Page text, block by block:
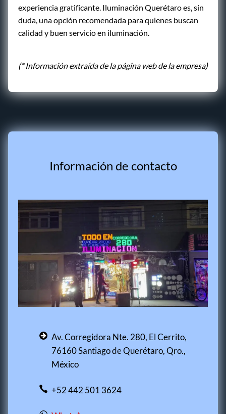
experiencia gratificante. Iluminación Querétaro es, sin
duda, una opción recomendada para quienes buscan
calidad y buen servicio en iluminación.
(* Información extraída de la página web de la empresa)
Información de contacto
Av. Corregidora Nte. 280, El Cerrito,
76160 Santiago de Querétaro, Qro.,
México
+52 442 501 3624